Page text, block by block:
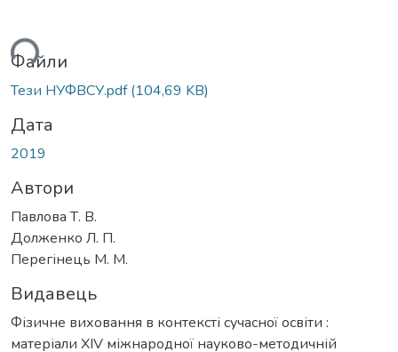
Файли
Тези НУФВСУ.pdf(104,69 KB)
Дата
2019
Автори
Павлова Т. В.
Долженко Л. П.
Перегінець М. М.
Видавець
Фізичне виховання в контексті сучасної освіти :
матеріали ХІV міжнародної науково-методичній